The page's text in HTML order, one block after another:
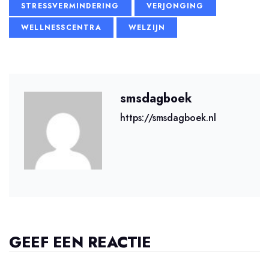
STRESSVERMINDERING
VERJONGING
WELLNESSCENTRA
WELZIJN
smsdagboek
https://smsdagboek.nl
GEEF EEN REACTIE